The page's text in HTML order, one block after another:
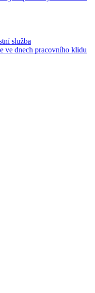
služba
ve dnech pracovního klidu